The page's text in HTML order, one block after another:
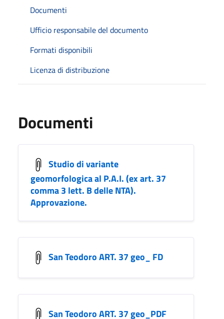
Documenti
Ufficio responsabile del documento
Formati disponibili
Licenza di distribuzione
Documenti
Studio di variante
geomorfologica al P.A.I. (ex art. 37
comma 3 lett. B delle NTA).
Approvazione.
San Teodoro ART. 37 geo_ FD
San Teodoro ART. 37 geo_PDF